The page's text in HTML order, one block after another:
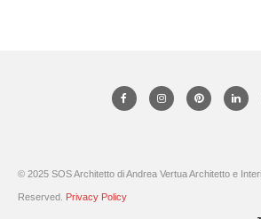
© 2025 SOS Architetto di Andrea Vertua Architetto e
Reserved. Privacy Policy